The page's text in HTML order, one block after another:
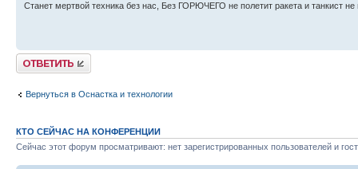
Станет мертвой техника без нас, Без ГОРЮЧЕГО не полетит ракета и танкист не
Ответить
Вернуться в Оснастка и технологии
КТО СЕЙЧАС НА КОНФЕРЕНЦИИ
Сейчас этот форум просматривают: нет зарегистрированных пользователей и